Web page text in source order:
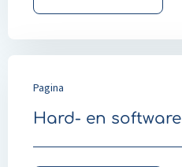
Pagina
Hard- en software